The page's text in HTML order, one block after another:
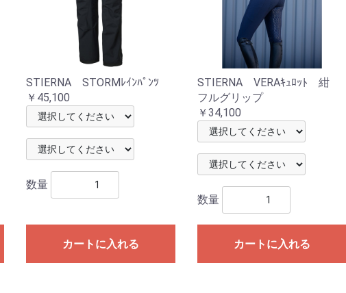
STIERNA STORMﾚｲﾝﾊﾟﾝﾂ
￥45,100
数量
カートに入れる
STIERNA VERAｷｭﾛｯﾄ 紺
フルグリップ
￥34,100
数量
カートに入れる